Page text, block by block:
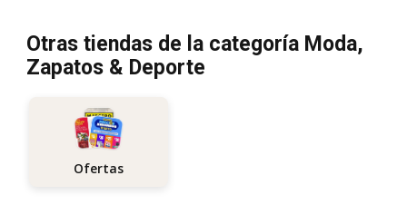
Otras tiendas de la categoría Moda,
Zapatos & Deporte
Ofertas